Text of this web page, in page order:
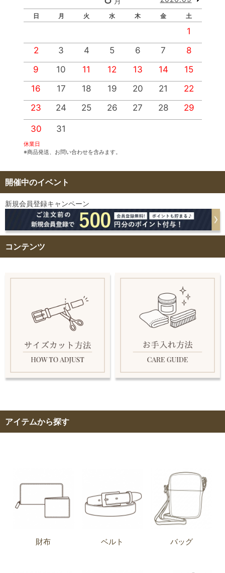
日 月 火 水 木 金 土
1
2
3 4 5 6 7
8
9
10 11 12 13 14
15
16
17 18 19 20 21
22
23
24 25 26 27 28 29
30 31
休業日
※商品発送、お問い合わせを含みます。
開催中のイベント
新規会員登録キャンペーン
コンテンツ
アイテムから探す
財布 ベルト バッグ